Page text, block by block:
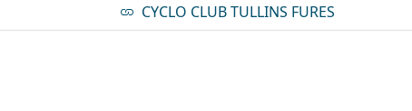
CYCLO CLUB TULLINS FURES